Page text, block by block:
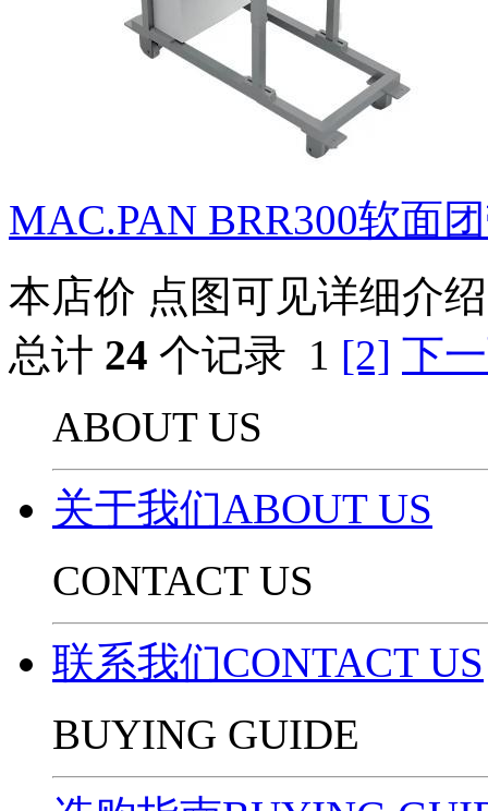
MAC.PAN BRR300软面
本店价 点图可见详细介绍
总计 24 个记录 1 [2] 下
ABOUT US
关于我们ABOUT US
CONTACT US
联系我们CONTACT US
BUYING GUIDE